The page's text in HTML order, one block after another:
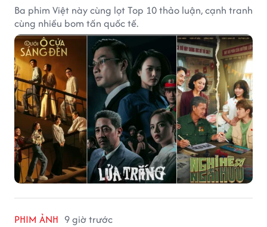
Ba phim Việt này cùng lọt Top 10 thảo luận, cạnh tranh
cùng nhiều bom tấn quốc tế.
PHIM ẢNH 9 giờ trước